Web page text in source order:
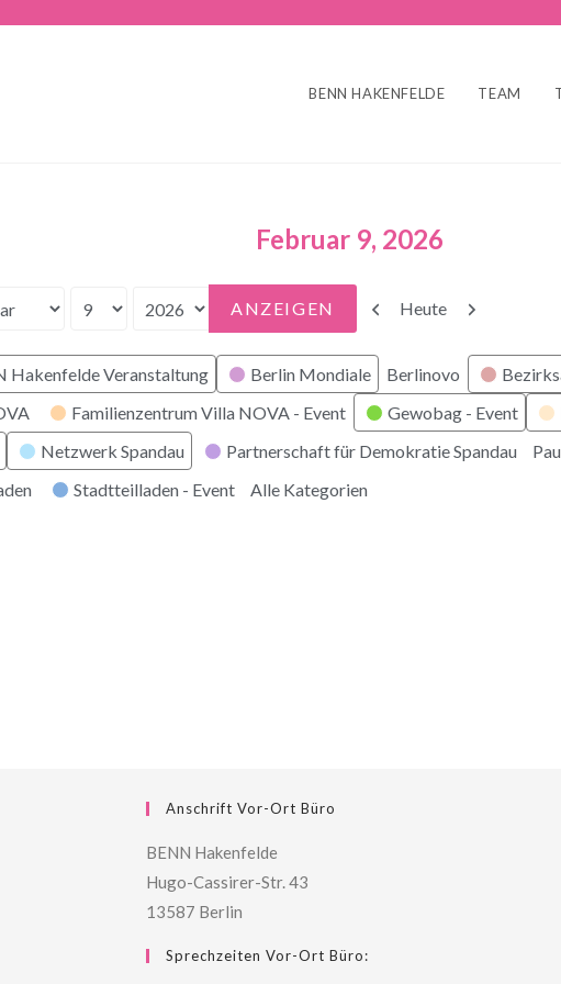
BENN HAKENFELDE TEAM
Februar 9, 2026
Zurück
Heute Weiter
Hakenfelde Veranstaltung Berlin Mondiale Berlinovo
Familienzentrum Villa NOVA - Event Gewobag - Event
Netzwerk Spandau Partnerschaft für Demokratie Spandau
Stadtteilladen - Event
Alle Kategorien
Anschrift Vor-Ort Büro
BENN Hakenfelde
Hugo-Cassirer-Str. 43
13587 Berlin
Sprechzeiten Vor-Ort Büro: